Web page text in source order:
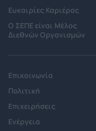
Ευκαιρίες Καριέρας
Ο ΣΕΠΕ είναι Μέλος
Διεθνών Οργανισμών
Επικοινωνία
Πολιτική
Επιχειρήσεις
Ενέργεια